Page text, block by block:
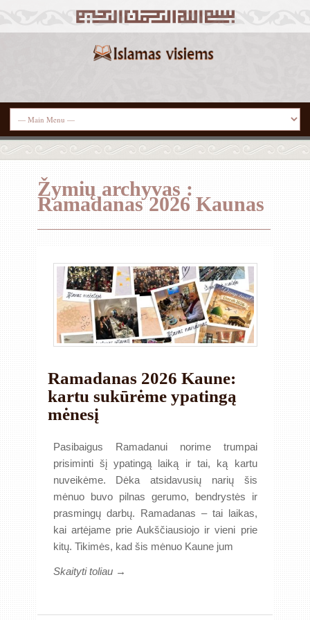
Žymių archyvas :
Ramadanas 2026 Kaunas
Ramadanas 2026 Kaune:
kartu sukūrėme ypatingą
mėnesį
Pasibaigus Ramadanui norime trumpai
prisiminti šį ypatingą laiką ir tai, ką kartu
nuveikėme. Dėka atsidavusių narių šis
mėnuo buvo pilnas gerumo, bendrystės ir
prasmingų darbų. Ramadanas – tai laikas,
kai artėjame prie Aukščiausiojo ir vieni prie
kitų. Tikimės, kad šis mėnuo Kaune jum
Skaityti toliau →